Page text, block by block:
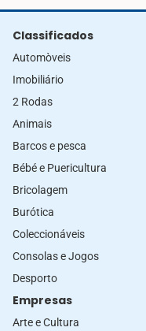
Classificados
Automòveis
Imobiliário
2 Rodas
Animais
Barcos e pesca
Bébé e Puericultura
Bricolagem
Burótica
Coleccionáveis
Consolas e Jogos
Desporto
Empresas
Arte e Cultura